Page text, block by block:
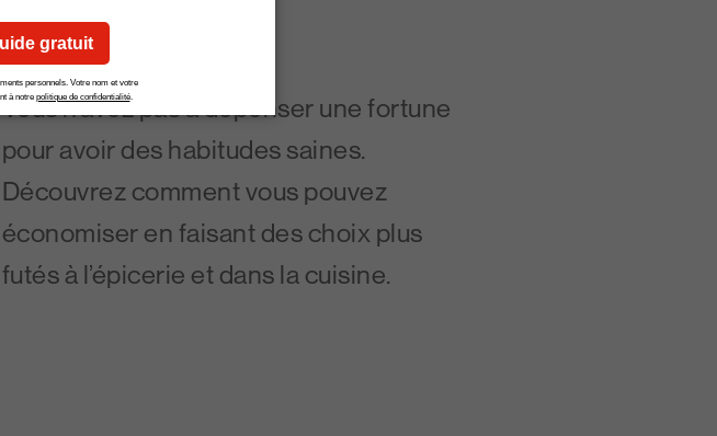
Vous n’avez pas à dépenser une fortune
pour avoir des habitudes saines.
Découvrez comment vous pouvez
économiser en faisant des choix plus
futés à l’épicerie et dans la cuisine.